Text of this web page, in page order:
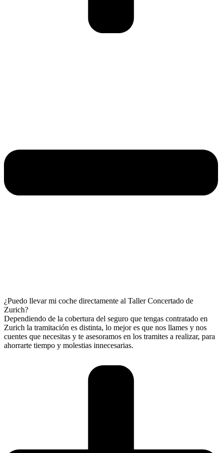
¿Puedo llevar mi coche directamente al Taller Concertado de
Zurich?
Dependiendo de la cobertura del seguro que tengas contratado en
Zurich la tramitación es distinta, lo mejor es que nos llames y nos
cuentes que necesitas y te asesoramos en los tramites a realizar, para
ahorrarte tiempo y molestias innecesarias.